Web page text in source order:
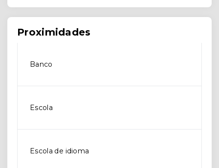
Proximidades
Banco
Escola
Escola de idioma